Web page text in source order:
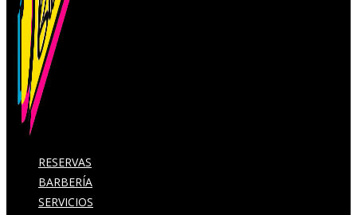
RESERVAS
BARBERÍA
SERVICIOS